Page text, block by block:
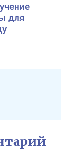
для